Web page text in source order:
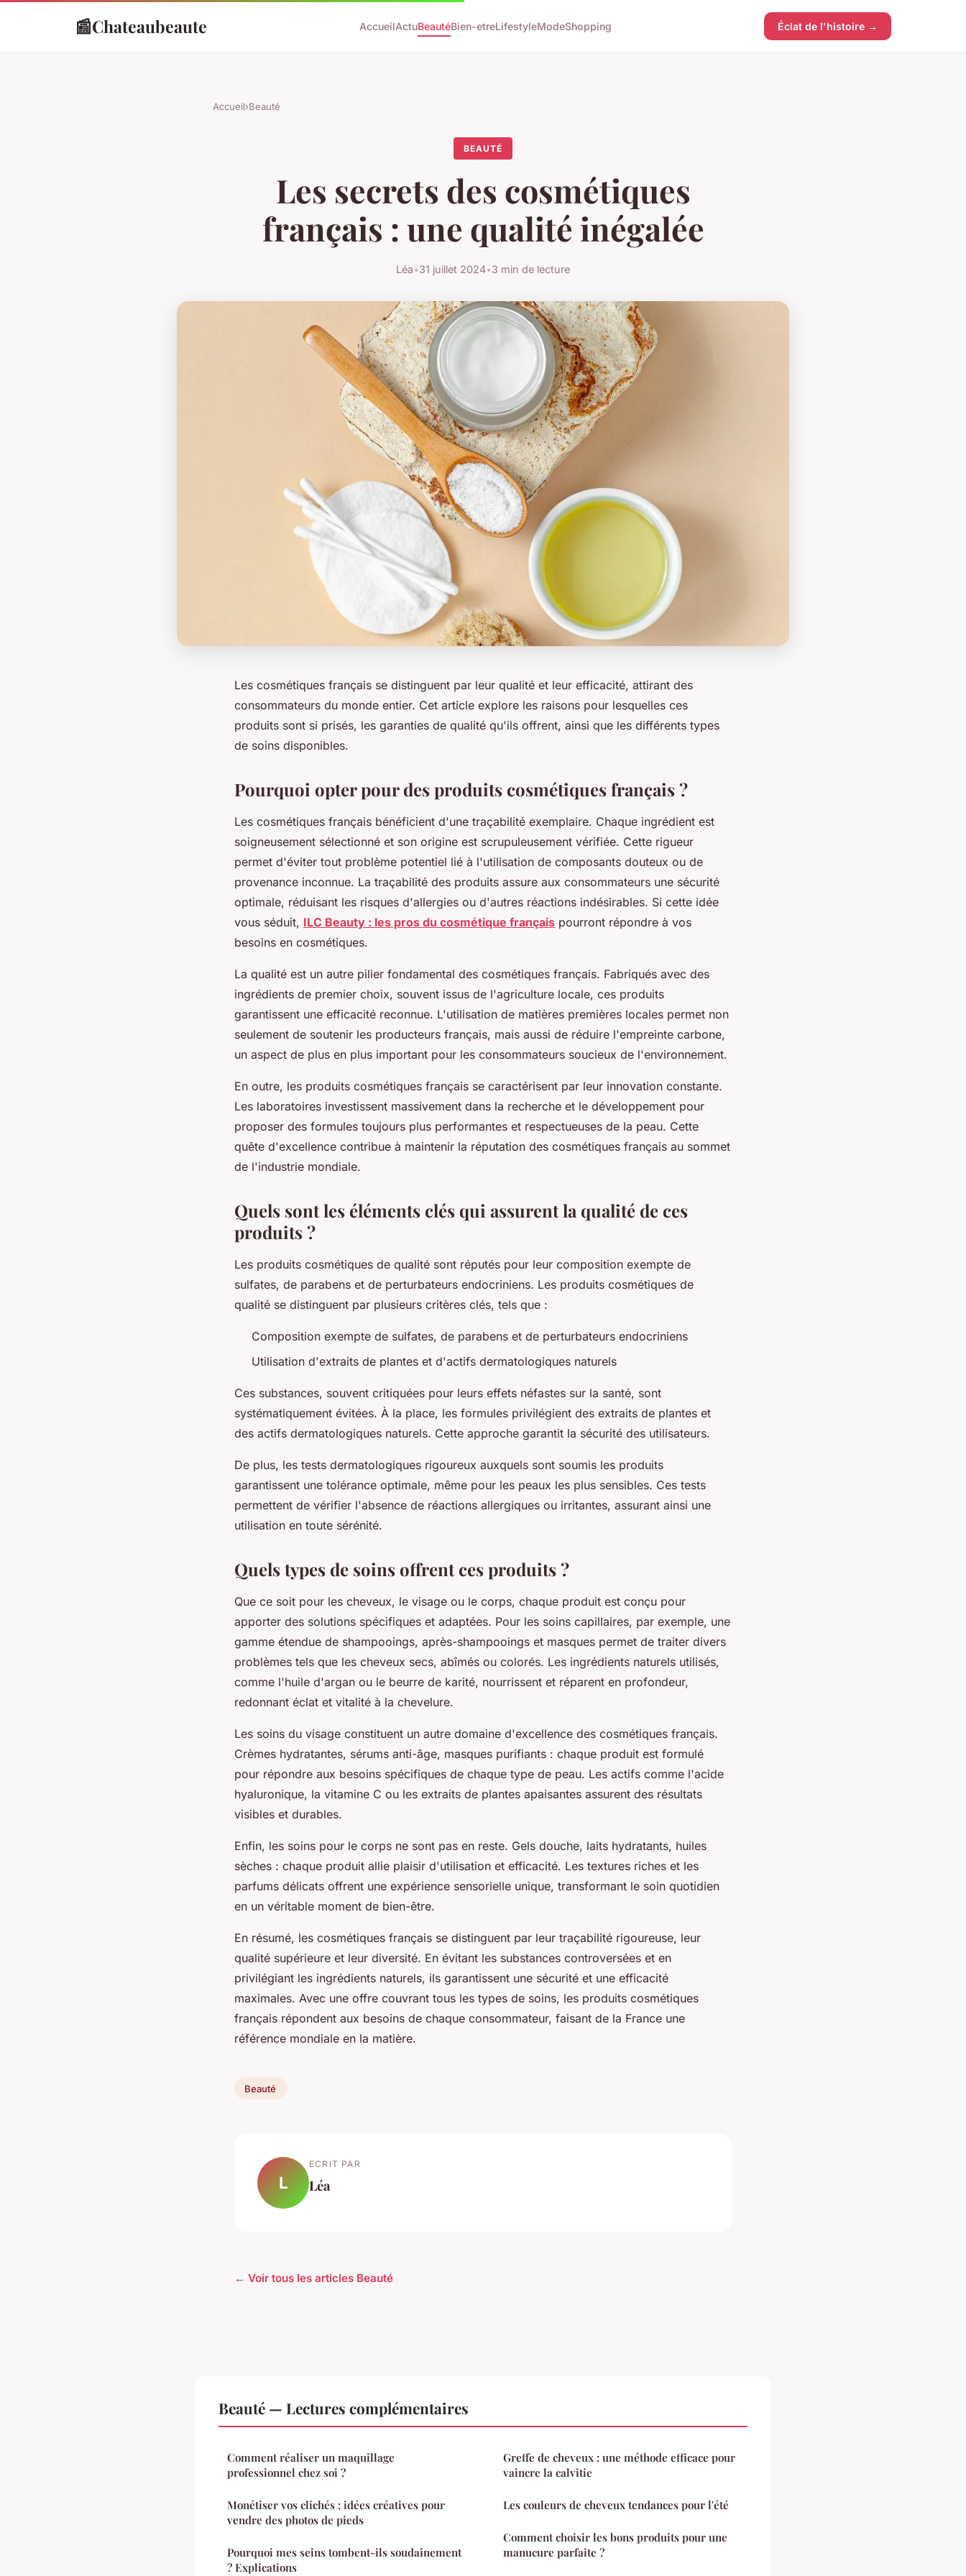
📰Chateaubeaute AccueilActuBeautéBien-etreLifestyleModeShopping Éclat de l'histoire →
Accueil›Beauté
BEAUTÉ
Les secrets des cosmétiques
français : une qualité inégalée
Léa•31 juillet 2024•3 min de lecture
Les cosmétiques français se distinguent par leur qualité et leur efficacité, attirant des
consommateurs du monde entier. Cet article explore les raisons pour lesquelles ces
produits sont si prisés, les garanties de qualité qu'ils offrent, ainsi que les différents types
de soins disponibles.
Pourquoi opter pour des produits cosmétiques français ?
Les cosmétiques français bénéficient d'une traçabilité exemplaire. Chaque ingrédient est
soigneusement sélectionné et son origine est scrupuleusement vérifiée. Cette rigueur
permet d'éviter tout problème potentiel lié à l'utilisation de composants douteux ou de
provenance inconnue. La traçabilité des produits assure aux consommateurs une sécurité
optimale, réduisant les risques d'allergies ou d'autres réactions indésirables. Si cette idée
vous séduit, ILC Beauty : les pros du cosmétique français pourront répondre à vos
besoins en cosmétiques.
La qualité est un autre pilier fondamental des cosmétiques français. Fabriqués avec des
ingrédients de premier choix, souvent issus de l'agriculture locale, ces produits
garantissent une efficacité reconnue. L'utilisation de matières premières locales permet non
seulement de soutenir les producteurs français, mais aussi de réduire l'empreinte carbone,
un aspect de plus en plus important pour les consommateurs soucieux de l'environnement.
En outre, les produits cosmétiques français se caractérisent par leur innovation constante.
Les laboratoires investissent massivement dans la recherche et le développement pour
proposer des formules toujours plus performantes et respectueuses de la peau. Cette
quête d'excellence contribue à maintenir la réputation des cosmétiques français au sommet
de l'industrie mondiale.
Quels sont les éléments clés qui assurent la qualité de ces
produits ?
Les produits cosmétiques de qualité sont réputés pour leur composition exempte de
sulfates, de parabens et de perturbateurs endocriniens. Les produits cosmétiques de
qualité se distinguent par plusieurs critères clés, tels que :
Composition exempte de sulfates, de parabens et de perturbateurs endocriniens
Utilisation d'extraits de plantes et d'actifs dermatologiques naturels
Ces substances, souvent critiquées pour leurs effets néfastes sur la santé, sont
systématiquement évitées. À la place, les formules privilégient des extraits de plantes et
des actifs dermatologiques naturels. Cette approche garantit la sécurité des utilisateurs.
De plus, les tests dermatologiques rigoureux auxquels sont soumis les produits
garantissent une tolérance optimale, même pour les peaux les plus sensibles. Ces tests
permettent de vérifier l'absence de réactions allergiques ou irritantes, assurant ainsi une
utilisation en toute sérénité.
Quels types de soins offrent ces produits ?
Que ce soit pour les cheveux, le visage ou le corps, chaque produit est conçu pour
apporter des solutions spécifiques et adaptées. Pour les soins capillaires, par exemple, une
gamme étendue de shampooings, après-shampooings et masques permet de traiter divers
problèmes tels que les cheveux secs, abîmés ou colorés. Les ingrédients naturels utilisés,
comme l'huile d'argan ou le beurre de karité, nourrissent et réparent en profondeur,
redonnant éclat et vitalité à la chevelure.
Les soins du visage constituent un autre domaine d'excellence des cosmétiques français.
Crèmes hydratantes, sérums anti-âge, masques purifiants : chaque produit est formulé
pour répondre aux besoins spécifiques de chaque type de peau. Les actifs comme l'acide
hyaluronique, la vitamine C ou les extraits de plantes apaisantes assurent des résultats
visibles et durables.
Enfin, les soins pour le corps ne sont pas en reste. Gels douche, laits hydratants, huiles
sèches : chaque produit allie plaisir d'utilisation et efficacité. Les textures riches et les
parfums délicats offrent une expérience sensorielle unique, transformant le soin quotidien
en un véritable moment de bien-être.
En résumé, les cosmétiques français se distinguent par leur traçabilité rigoureuse, leur
qualité supérieure et leur diversité. En évitant les substances controversées et en
privilégiant les ingrédients naturels, ils garantissent une sécurité et une efficacité
maximales. Avec une offre couvrant tous les types de soins, les produits cosmétiques
français répondent aux besoins de chaque consommateur, faisant de la France une
référence mondiale en la matière.
Beauté
L
ECRIT PAR
Léa
← Voir tous les articles Beauté
Beauté — Lectures complémentaires
Comment réaliser un maquillage
professionnel chez soi ?
Monétiser vos clichés : idées créatives pour
vendre des photos de pieds
Pourquoi mes seins tombent-ils soudainement
? Explications
Greffe de cheveux : une méthode efficace pour
vaincre la calvitie
Les couleurs de cheveux tendances pour l'été
Comment choisir les bons produits pour une
manucure parfaite ?